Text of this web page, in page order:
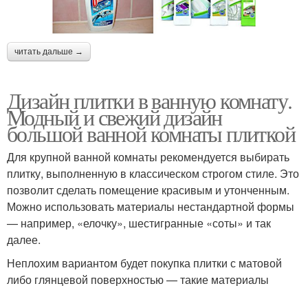
читать дальше →
Дизайн плитки в ванную комнату.
Модный и свежий дизайн
большой ванной комнаты плиткой
Для крупной ванной комнаты рекомендуется выбирать
плитку, выполненную в классическом строгом стиле. Это
позволит сделать помещение красивым и утонченным.
Можно использовать материалы нестандартной формы
— например, «елочку», шестигранные «соты» и так
далее.
Неплохим вариантом будет покупка плитки с матовой
либо глянцевой поверхностью — такие материалы